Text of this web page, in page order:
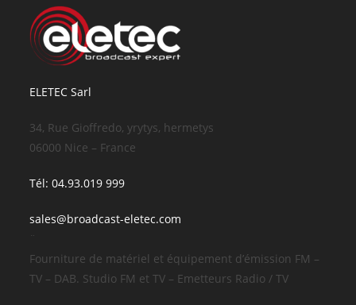
ELETEC Sarl
34, Rue Gioffredo, yrytys, hermetys
06000 Nice – France
Tél: 04.93.019 999
sales@broadcast-eletec.com
¨
Fourniture de matériel et équipement d’émission FM –
TV – DAB. Studio FM et TV – Emetteurs Radio / TV